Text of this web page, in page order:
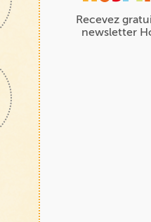
Recevez
newsletter